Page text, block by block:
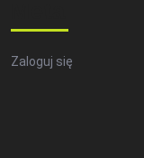
Zaloguj się